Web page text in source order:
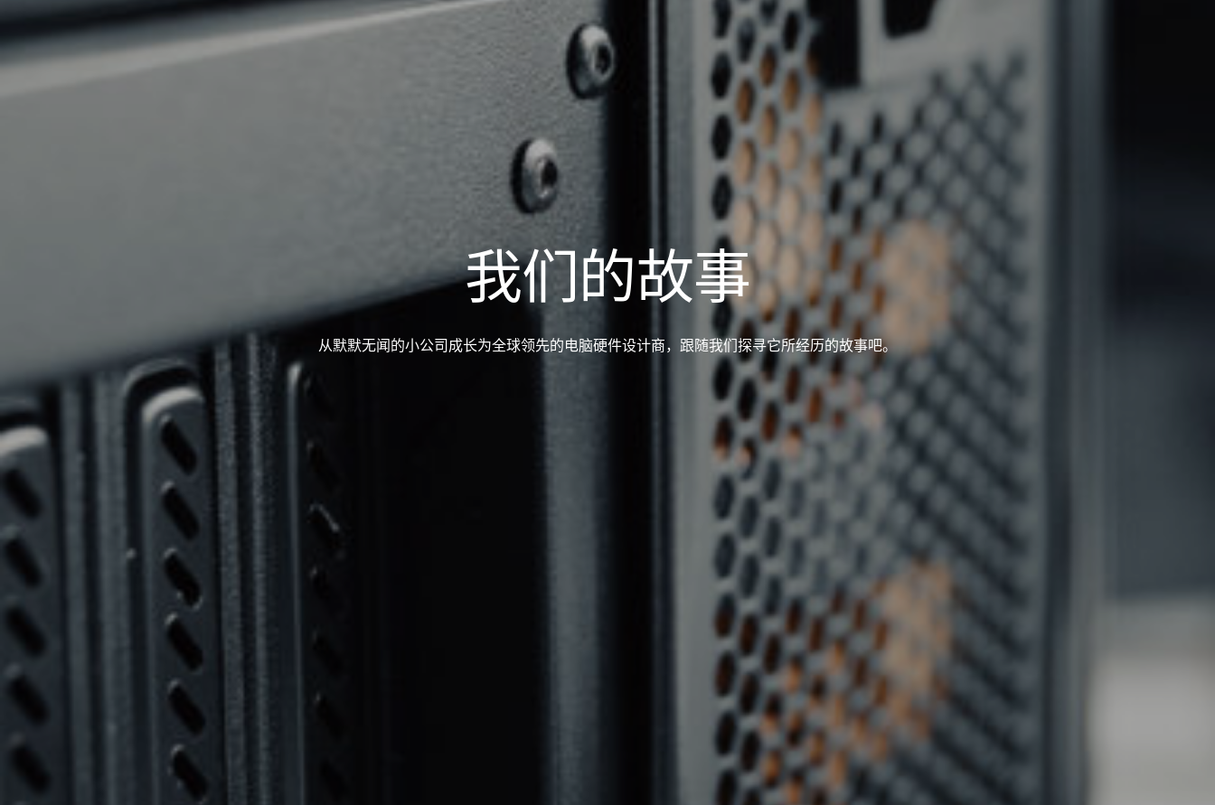
我们的故事
从默默无闻的小公司成长为全球领先的电脑硬件设计商，跟随我们探寻它所经历的故事吧。